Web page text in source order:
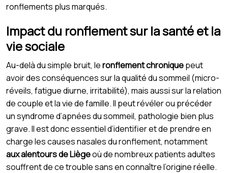
ronflements plus marqués.
Impact du ronflement sur la santé et la
vie sociale
Au-delà du simple bruit, leronflement chroniquepeut
avoir des conséquences sur la qualité du sommeil (micro-
réveils, fatigue diurne, irritabilité), mais aussi sur la relation
de couple et la vie de famille. Il peut révéler ou précéder
un syndrome d’apnées du sommeil, pathologie bien plus
grave. Il est donc essentiel d’identifier et de prendre en
charge les causes nasales du ronflement, notamment
aux alentours de Liègeoù de nombreux patients adultes
souffrent de ce trouble sans en connaître l’origine réelle.